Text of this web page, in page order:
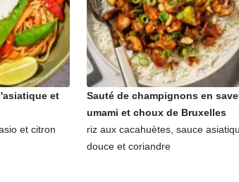
et
et citron
Sauté de champignons en
umami et choux de Bruxelles
riz aux cacahuètes, sauce
douce et coriandre